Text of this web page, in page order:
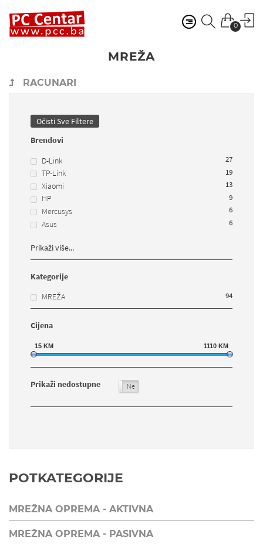
0
MREŽA
RACUNARI
Očisti Sve Filtere
Brendovi
D-Link
27
TP-Link 19
Xiaomi 13
HP 9
Mercusys 6
Asus 6
Prikaži više...
Kategorije
MREŽA
94
Cijena
15 KM 1110 KM
Prikaži nedostupne Ne
POTKATEGORIJE
MREŽNA OPREMA - AKTIVNA
MREŽNA OPREMA - PASIVNA